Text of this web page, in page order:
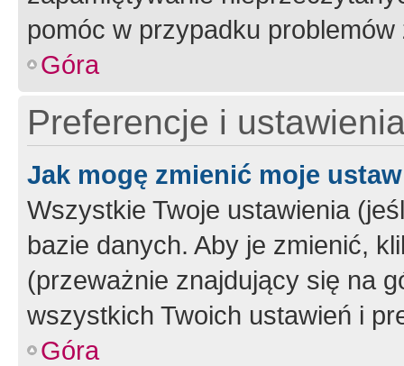
pomóc w przypadku
Góra
Preferencje i
Jak mogę zmienić moje
Wszystkie Twoje ustawienia
bazie danych. Aby je zmienić,
(przeważnie znajdujący się na
wszystkich Twoich ustawień i
Góra